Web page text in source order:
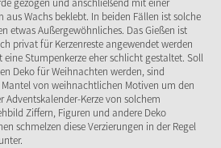
aus Wachs beklebt. In beiden Fällen ist solche
etwas Außergewöhnliches. Das Gießen ist
privat für Kerzenreste angewendet werden
eine Stumpenkerze eher schlicht gestaltet. Soll
Deko für Weihnachten werden, sind
von weihnachtlichen Motiven um den
Adventskalender-Kerze von solchem
Ziffern, Figuren und andere Deko
schmelzen diese Verzierungen in der Regel